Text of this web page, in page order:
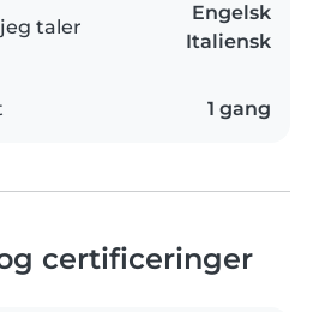
taler
Engelsk
Italiensk
1 gang
certificeringer